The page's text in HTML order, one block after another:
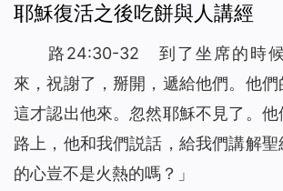
耶穌復活之後吃餅與人講經
路24:30-32 到了坐席的時
來，祝謝了，掰開，遞給他們。他們
這才認出他來。忽然耶穌不見了。
路上，他和我們説話，給我們講解
的心豈不是火熱的嗎？」